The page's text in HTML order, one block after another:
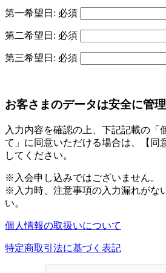
第一希望日: 必須
第二希望日: 必須
第三希望日: 必須
お客さまのデータは安全に管
入力内容を確認の上、下記記載の「
て」に同意いただける場合は、【同
してください。
※入会申し込みではございません。
※入力時、注意事項の入力漏れがな
い。
個人情報の取扱いについて
特定商取引法に基づく表記